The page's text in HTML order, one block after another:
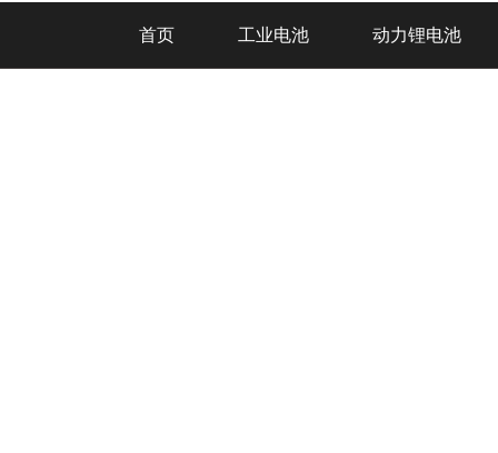
首页 工业电池 动力锂电池